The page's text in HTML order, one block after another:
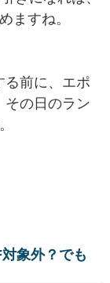
ますね。
る前に、エポ
その日のラン
象外？でも